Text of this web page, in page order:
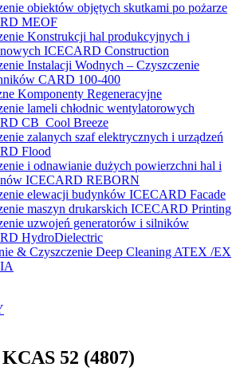
obiektów objętych skutkami po pożarze
MEOF
Konstrukcji hal produkcyjnych i
ICECARD Construction
Instalacji Wodnych – Czyszczenie
CARD 100-400
Komponenty Regeneracyjne
lameli chłodnic wentylatorowych
CB Cool Breeze
zalanych szaf elektrycznych i urządzeń
Flood
i odnawianie dużych powierzchni hal i
ICECARD REBORN
elewacji budynków ICECARD Facade
maszyn drukarskich ICECARD Printing
uzwojeń generatorów i silników
HydroDielectric
& Czyszczenie Deep Cleaning ATEX /EX
52 (4807)